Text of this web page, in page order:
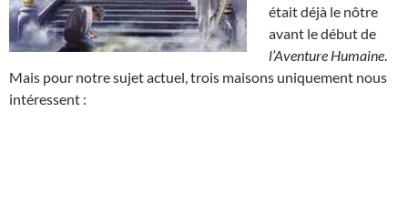
était déjà le nôtre
avant le début de
l’Aventure Humaine
Mais pour notre sujet actuel, trois maisons uniquement nous
intéressent :